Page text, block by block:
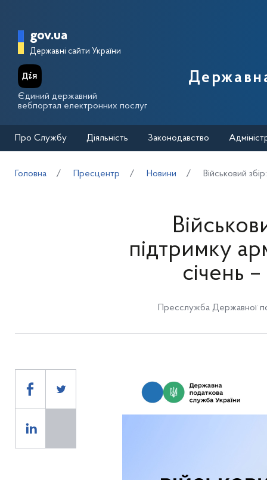
Головна сторінка Державної
gov.ua
Державні сайти України
Єдиний державний
вебпортал електронних послуг
Про Службу Діяльність Законодавство
Головна Пресцентр Новини Військовий
підтримку
січень
Пресслужба Державної